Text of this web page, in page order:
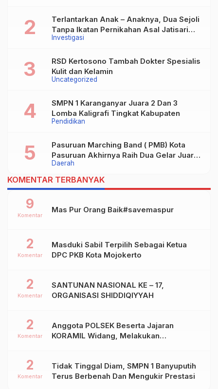
Investigasi
Terlantarkan Anak – Anaknya, Dua Sejoli
Tanpa Ikatan Pernikahan Asal Jatisari
Kecamatan Geger Madiun dan Maospati
Uncategorized
RSD Kertosono Tambah Dokter Spesialis
Kulit dan Kelamin
Pendidikan
SMPN 1 Karanganyar Juara 2 Dan 3
Lomba Kaligrafi Tingkat Kabupaten
Daerah
Pasuruan Marching Band ( PMB) Kota
Pasuruan Akhirnya Raih Dua Gelar Juara
Dalam Kejurprov Jatim 2024
KOMENTAR TERBANYAK
Mas Pur Orang Baik#savemaspur
9
Komentar
Masduki Sabil Terpilih Sebagai Ketua
DPC PKB Kota Mojokerto
2
Komentar
SANTUNAN NASIONAL KE – 17,
ORGANISASI SHIDDIQIYYAH
2
Komentar
Anggota POLSEK Beserta Jajaran
KORAMIL Widang, Melakukan
Kab.TUBAN
2
Komentar
Tidak Tinggal Diam, SMPN 1 Banyuputih
Terus Berbenah Dan Mengukir Prestasi
2
Komentar